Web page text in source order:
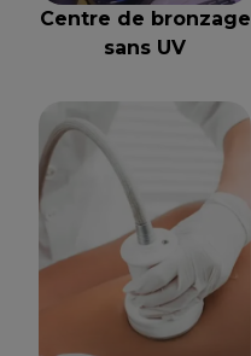
Centre de bronzage
sans UV